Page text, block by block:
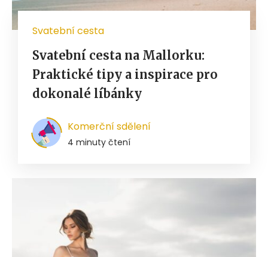
Svatební cesta
Svatební cesta na Mallorku:
Praktické tipy a inspirace pro
dokonalé líbánky
Komerční sdělení
4 minuty čtení